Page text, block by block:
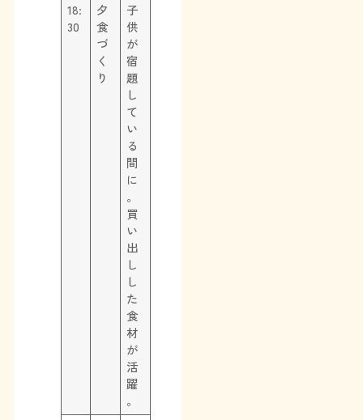
18:
30
夕
食
づ
く
り
子
供
が
宿
題
し
て
い
る
間
に
。
買
い
出
し
し
た
食
材
が
活
躍
。